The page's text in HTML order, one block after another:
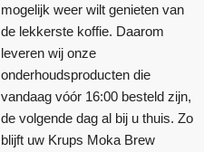
mogelijk weer wilt genieten van
de lekkerste koffie. Daarom
leveren wij onze
onderhoudsproducten die
vandaag vóór 16:00 besteld zijn,
de volgende dag al bij u thuis. Zo
blijft uw Krups Moka Brew